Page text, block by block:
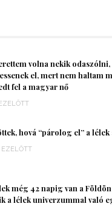
volna nekik
el, mert nem haltam
fel a magyar nő
hová “párolog el” a
EZELŐTT
még 42 napig van a
a lélek univerzummal való